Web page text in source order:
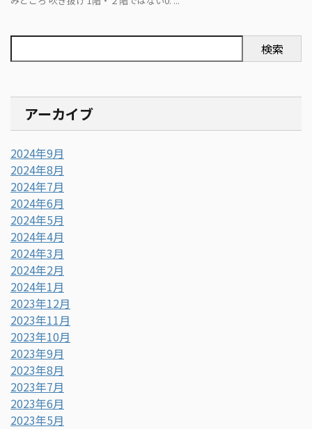
検索
アーカイブ
2024年9月
2024年8月
2024年7月
2024年6月
2024年5月
2024年4月
2024年3月
2024年2月
2024年1月
2023年12月
2023年11月
2023年10月
2023年9月
2023年8月
2023年7月
2023年6月
2023年5月